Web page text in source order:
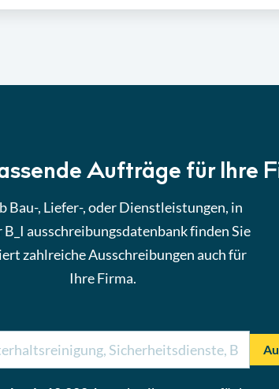
Aufträge für Ihre
Bau-, Liefer-, oder Dienstleistungen, in
B_I ausschreibungsdatenbank finden Sie
zahlreiche Ausschreibungen auch für
Ihre Firma.